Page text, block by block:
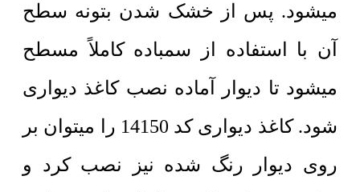
میشود. پس از خشک شدن بتونه سطح
آن با استفاده از سمباده کاملاً مسطح
میشود تا دیوار آماده نصب کاغذ دیواری
شود. کاغذ دیواری کد 14150 را میتوان بر
روی دیوار رنگ شده نیز نصب کرد و